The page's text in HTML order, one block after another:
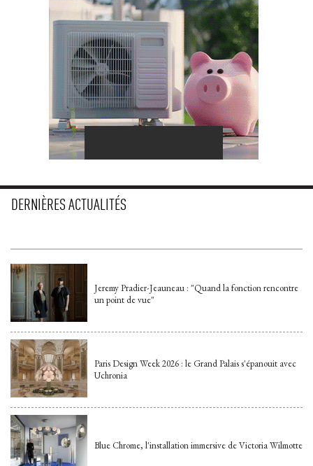
DERNIÈRES ACTUALITÉS
Jeremy Pradier-Jeauneau : "Quand la fonction rencontre
un point de vue"
Paris Design Week 2026 : le Grand Palais s'épanouit avec
Uchronia
Blue Chrome, l'installation immersive de Victoria Wilmotte